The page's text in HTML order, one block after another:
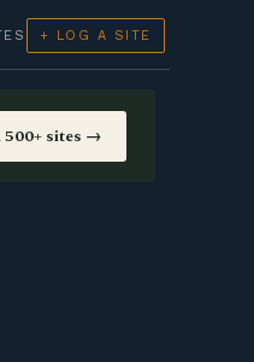
+ LOG A SITE
500+ sites →